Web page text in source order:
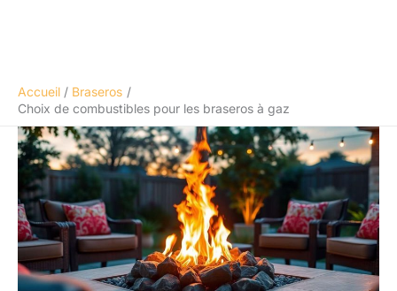
Accueil
Braseros
Choix de combustibles pour les braseros à gaz